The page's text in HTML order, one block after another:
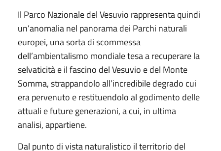
Il Parco Nazionale del Vesuvio rappresenta quindi
un’anomalia nel panorama dei Parchi naturali
europei, una sorta di scommessa
dell’ambientalismo mondiale tesa a recuperare la
selvaticità e il fascino del Vesuvio e del Monte
Somma, strappandolo all’incredibile degrado cui
era pervenuto e restituendolo al godimento delle
attuali e future generazioni, a cui, in ultima
analisi, appartiene.
Dal punto di vista naturalistico il territorio del